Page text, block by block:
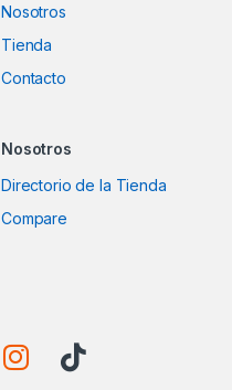
Nosotros
Tienda
Contacto
Nosotros
Directorio de la Tienda
Compare